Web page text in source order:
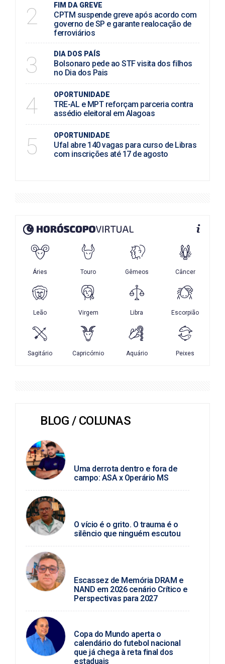
2 FIM DA GREVE
CPTM suspende greve após acordo com
governo de SP e garante realocação de
ferroviários
3 DIA DOS PAÍS
Bolsonaro pede ao STF visita dos filhos
no Dia dos Pais
4 OPORTUNIDADE
TRE-AL e MPT reforçam parceria contra
assédio eleitoral em Alagoas
5 OPORTUNIDADE
Ufal abre 140 vagas para curso de Libras
com inscrições até 17 de agosto
BLOG / COLUNAS
Uma derrota dentro e fora de
campo: ASA x Operário MS
O vício é o grito. O trauma é o
silêncio que ninguém escutou
Escassez de Memória DRAM e
NAND em 2026 cenário Crítico e
Perspectivas para 2027
Copa do Mundo aperta o
calendário do futebol nacional
que já chega à reta final dos
estaduais